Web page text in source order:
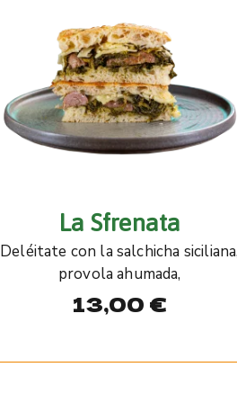
La Sfrenata
Deléitate con la salchicha
provola ahumada,
13,00 €